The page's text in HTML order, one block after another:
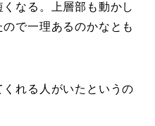
くなる。上層部も動かし
で一理あるのかなとも
れる人がいたというの